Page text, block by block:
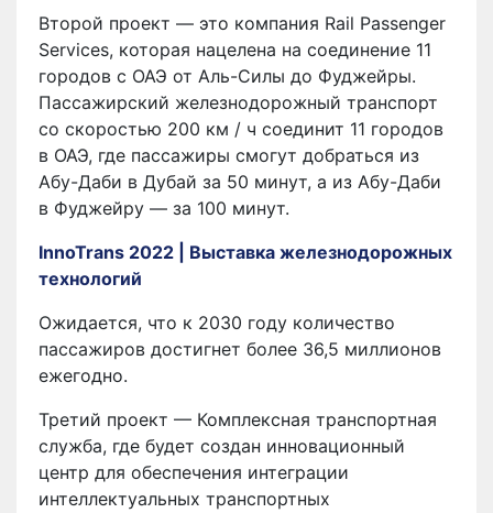
Второй проект — это компания Rail Passenger
Services, которая нацелена на соединение 11
городов с ОАЭ от Аль-Силы до Фуджейры.
Пассажирский железнодорожный транспорт
со скоростью 200 км / ч соединит 11 городов
в ОАЭ, где пассажиры смогут добраться из
Абу-Даби в Дубай за 50 минут, а из Абу-Даби
в Фуджейру — за 100 минут.
InnoTrans 2022 | Выставка железнодорожных
технологий
Ожидается, что к 2030 году количество
пассажиров достигнет более 36,5 миллионов
ежегодно.
Третий проект — Комплексная транспортная
служба, где будет создан инновационный
центр для обеспечения интеграции
интеллектуальных транспортных